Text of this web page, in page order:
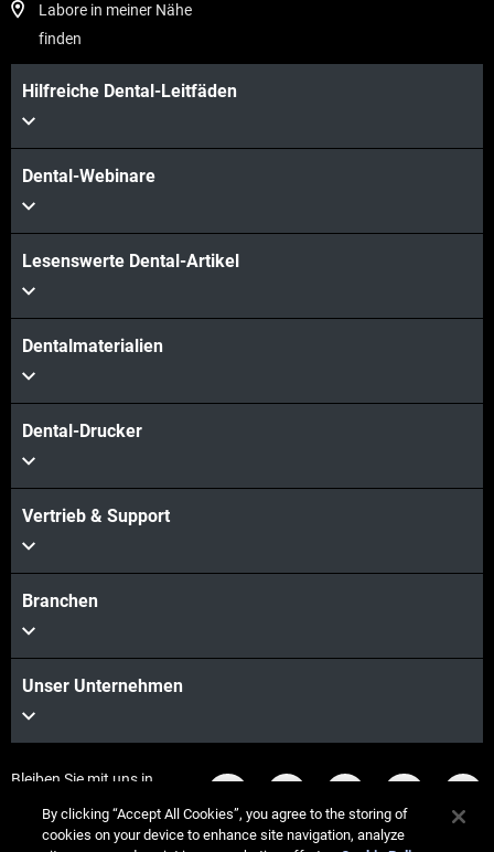
Labore in meiner Nähe
finden
Hilfreiche Dental-Leitfäden
Dental-Webinare
Lesenswerte Dental-Artikel
Dentalmaterialien
Dental-Drucker
Vertrieb & Support
Branchen
Unser Unternehmen
Bleiben Sie mit uns in
KontaktBy clicking “Accept All Cookies”, you agree to the storing of
cookies on your device to enhance site navigation, analyze